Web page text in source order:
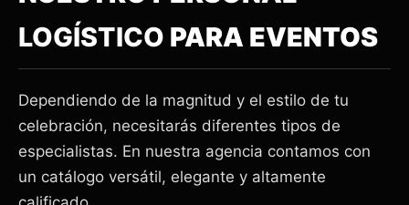
LOGÍSTICO PARA EVENTOS
Dependiendo de la magnitud y el estilo de tu
celebración, necesitarás diferentes tipos de
especialistas. En nuestra agencia contamos con
un catálogo versátil, elegante y altamente